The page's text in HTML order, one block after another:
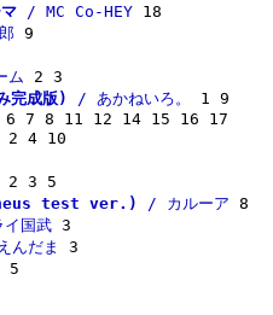
/ MC Co-HEY
ム
完成版) / あかねいろ。
test ver.) / カルーア
国武
んだま